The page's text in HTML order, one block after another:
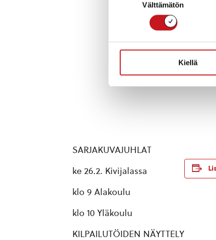
Välttämätön
Kiellä
SARJAKUVAJUHLAT
ke 26.2. Kivijalassa
klo 9 Alakoulu
klo 10 Yläkoulu
KILPAILUTÖIDEN NÄYTTELY